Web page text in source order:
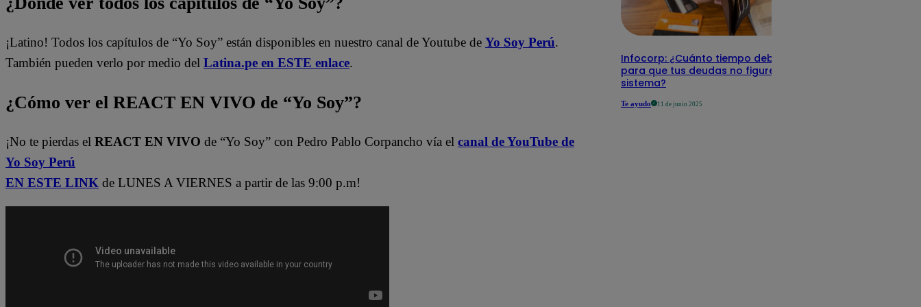
¡Latino! Todos los capítulos de “Yo Soy” están disponibles en nuestro canal de Youtube de Yo Soy Perú.
También pueden verlo por medio del Latina.pe en ESTE enlace.
¿Cómo ver el REACT EN VIVO de “Yo Soy”?
¡No te pierdas el REACT EN VIVO de “Yo Soy” con Pedro Pablo Corpancho vía el canal de YouTube de
Yo Soy Perú
EN ESTE LINK de LUNES A VIERNES a partir de las 9:00 p.m!
Infocorp: ¿Cuánto tiempo debe pasar
para que tus deudas no figuren en su
sistema?
Te ayudo 11 de junio 2025